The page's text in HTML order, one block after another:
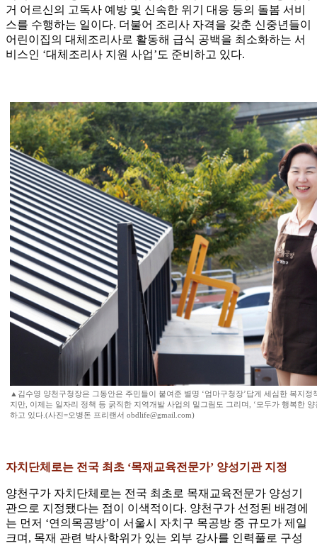
거 어르신의 고독사 예방 및 신속한 위기 대응 등의 돌봄 서비
스를 수행하는 일이다. 더불어 조리사 자격을 갖춘 신중년들이
어린이집의 대체조리사로 활동해 급식 공백을 최소화하는 서
비스인 ‘대체조리사 지원 사업’도 준비하고 있다.
▲김수영 양천구청장은 그동안은 주민들이 붙여준 별명 ‘엄마구청장’답게 세심한 복지정
지만, 이제는 일자리 정책 등 굵직한 지역개발 사업의 밑그림도 그리며, ‘모두가 행복한
하고 있다.(사진=오병돈 프리랜서 obdlife@gmail.com)
자치단체로는 전국 최초 ‘목재교육전문가’ 양성기관 지정
양천구가 자치단체로는 전국 최초로 목재교육전문가 양성기
관으로 지정됐다는 점이 이색적이다. 양천구가 선정된 배경에
는 먼저 ‘연의목공방’이 서울시 자치구 목공방 중 규모가 제일
크며, 목재 관련 박사학위가 있는 외부 강사를 인력풀로 구성